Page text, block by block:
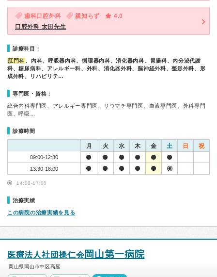
歯科口腔外科 親知らず
4.0
口腔外科 太田先生
診療科目：
肛門科 、内科、呼吸器内科、循環器内科、消化器内科、胃腸科、内分泌代謝
科、糖尿病科、アレルギー科、外科、消化器外科、脳神経外科、整形外科、形
成外科、リハビリテ…
専門医・資格：
総合内科専門医、アレルギー専門医、リウマチ専門医、血液専門医、外科専門
医、呼吸…
診療時間
月 火 水 木 金 土 日 祝
09:00-12:30
13:30-18:00
14:00-17:00
治療実績
この病院の治療実績を見る
医療法人社団操仁会岡山第一病院
岡山県岡山市中区高屋